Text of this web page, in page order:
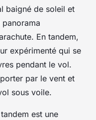
baigné de soleil et
En tandem,
expérimenté qui se
pendant le vol.
par le vent et
sous voile.
est une